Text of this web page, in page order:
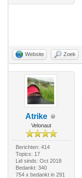
Website Zoek
Atrike
Velonaut
Berichten: 414
Topics: 17
Lid sinds: Oct 2018
Bedankt: 340
754 x bedankt in 291